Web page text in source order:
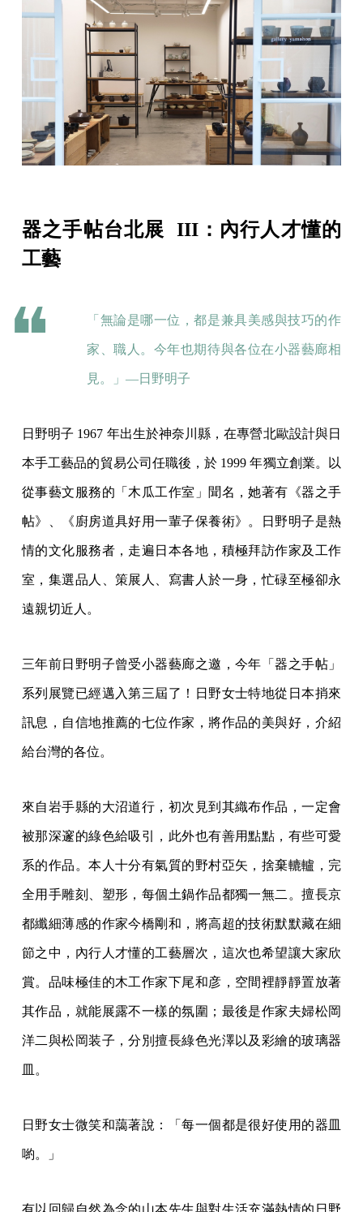
器之手帖台北展 III：內行人才懂的
工藝
「無論是哪一位，都是兼具美感與技巧的作
家、職人。今年也期待與各位在小器藝廊相
見。」—日野明子
日野明子 1967 年出生於神奈川縣，在專營北歐設計與日
本手工藝品的貿易公司任職後，於 1999 年獨立創業。以
從事藝文服務的「木瓜工作室」聞名，她著有《器之手
帖》、《廚房道具好用一輩子保養術》。日野明子是熱
情的文化服務者，走遍日本各地，積極拜訪作家及工作
室，集選品人、策展人、寫書人於一身，忙碌至極卻永
遠親切近人。
三年前日野明子曾受小器藝廊之邀，今年「器之手帖」
系列展覽已經邁入第三屆了！日野女士特地從日本捎來
訊息，自信地推薦的七位作家，將作品的美與好，介紹
給台灣的各位。
來自岩手縣的大沼道行，初次見到其織布作品，一定會
被那深邃的綠色給吸引，此外也有善用點點，有些可愛
系的作品。本人十分有氣質的野村亞矢，捨棄轆轤，完
全用手雕刻、塑形，每個土鍋作品都獨一無二。擅長京
都纖細薄感的作家今橋剛和，將高超的技術默默藏在細
節之中，內行人才懂的工藝層次，這次也希望讓大家欣
賞。品味極佳的木工作家下尾和彦，空間裡靜靜置放著
其作品，就能展露不一樣的氛圍；最後是作家夫婦松岡
洋二與松岡装子，分別擅長綠色光澤以及彩繪的玻璃器
皿。
日野女士微笑和藹著說：「每一個都是很好使用的器皿
喲。」